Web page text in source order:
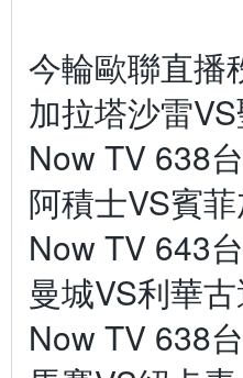
今輪歐聯直播
加拉塔沙雷
Now TV 638
阿積士VS賓菲
Now TV 643
曼城VS利華
Now TV 638